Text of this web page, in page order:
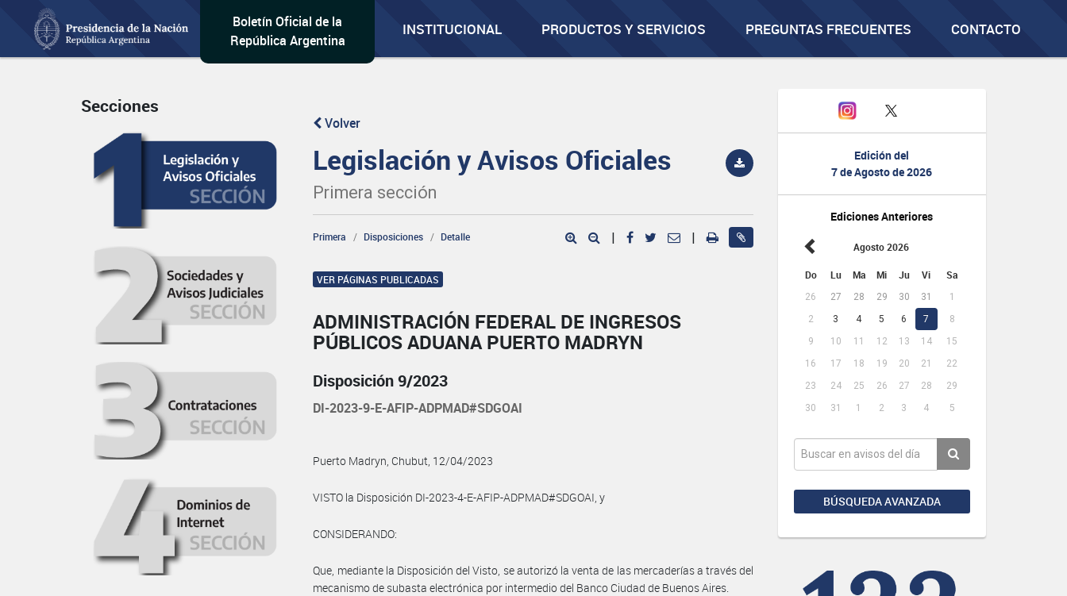
Boletín Oficial de la
República Argentina
INSTITUCIONAL PRODUCTOS Y SERVICIOS PREGUNTAS FRECUENTES CONTACTO
Edición del
7 de Agosto de 2026
Ediciones Anteriores
Agosto 2026
Do Lu Ma Mi Ju Vi Sa
26 27 28 29 30 31
1
2
3 4 5 6 7
8
9
10 11 12 13 14
15
16
17 18 19 20 21
22
23
24 25 26 27 28
29
30
31 1 2 3 4 5
BÚSQUEDA AVANZADA
Secciones
Volver
Legislación y Avisos Oficiales
Primera sección
Primera Disposiciones Detalle | |
VER PÁGINAS PUBLICADAS
ADMINISTRACIÓN FEDERAL DE INGRESOS
PÚBLICOS ADUANA PUERTO MADRYN
Disposición 9/2023
DI-2023-9-E-AFIP-ADPMAD#SDGOAI
Puerto Madryn, Chubut, 12/04/2023
VISTO la Disposición DI-2023-4-E-AFIP-ADPMAD#SDGOAI, y
CONSIDERANDO:
Que, mediante la Disposición del Visto, se autorizó la venta de las mercaderías a través del
mecanismo de subasta electrónica por intermedio del Banco Ciudad de Buenos Aires.